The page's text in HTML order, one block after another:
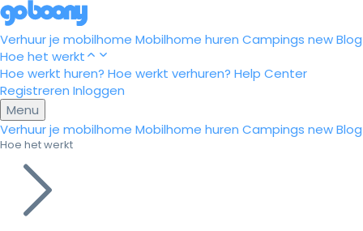
Verhuur je mobilhome Mobilhome huren Campings newBlog
Hoe het werkt
Hoe werkt huren? Hoe werkt verhuren? Help Center
Registreren Inloggen
Menu
Verhuur je mobilhome Mobilhome huren Campings newBlog
Hoe het werkt